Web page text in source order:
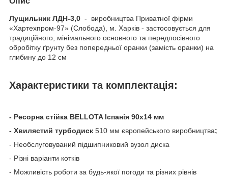
Лущильник ЛДН-3,0 - виробництва Приватної фірми
«Хартехпром-97» (Слобода), м. Харків - застосовується для
традиційного, мінімального основного та передпосівного
обробітку ґрунту без попередньої оранки (замість оранки) на
глибину до 12 см
Характеристики та комплектація:
- Ресорна стійка BELLOTA Іспанія 90х14 мм
- Хвилястий турбодиск 510 мм європейського виробництва;
- Необслуговуваний підшипниковий вузол диска
- Різні варіанти котків
- Можливість роботи за будь-якої погоди та різних рівнів